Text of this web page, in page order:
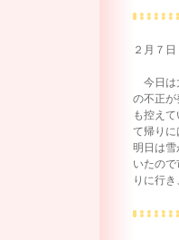
２月７
今日は
の不正が
も控え
て帰りに
明日は雪
いたの
りに行